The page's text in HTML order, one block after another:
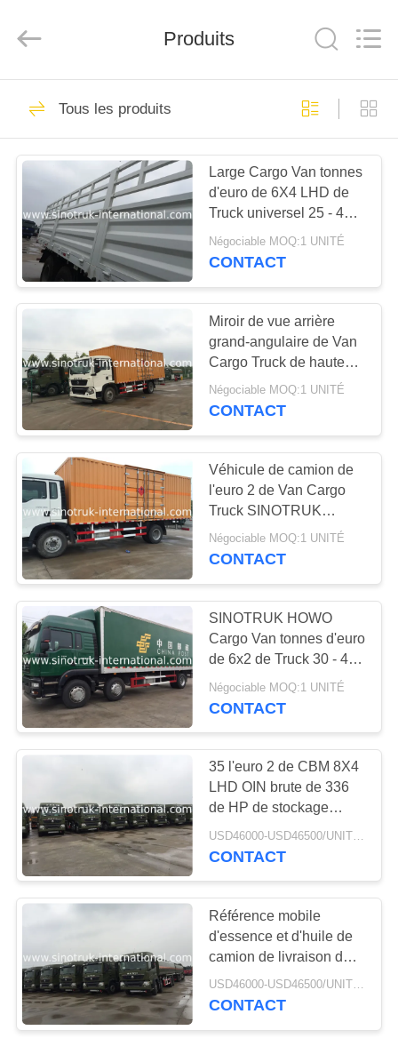
MAISON
PRODUITS
PROPOS
DE
NOUS
VISITE
DE
L'USINE
CONTRÔLE
DE
LA
QUALITÉ
NOUS
CONTACTER
DEMANDEZ
DEVIS
PLAN
DU
SITE
PRIVACY
POLICY
LTD..
Camion de
cargaison
Camion à benne
basculante de
verseur
480
Camion de tracteur
118
camion bétonnière
103
Pièces détachées
Produits
Tous les produits
Large Cargo Van tonnes
d'euro de 6X4 LHD de
Truck universel 25 - 45 2
336HP
Négociable MOQ:1 UNITÉ
CONTACT
Miroir de vue arrière
grand-angulaire de Van
Cargo Truck de haute
sécurité de SINOTRUK
HOWO
Négociable MOQ:1 UNITÉ
CONTACT
Véhicule de camion de
l'euro 2 de Van Cargo
Truck SINOTRUK
HOWO 4X2 LHD de
haute sécurité
Négociable MOQ:1 UNITÉ
CONTACT
SINOTRUK HOWO
Cargo Van tonnes d'euro
de 6x2 de Truck 30 - 40
2 336HP pour l'industrie
de logistique
Négociable MOQ:1 UNITÉ
CONTACT
35 l'euro 2 de CBM 8X4
LHD OIN brute de 336
de HP de stockage
d'huile d'essence
camions-citernes
USD46000-USD46500/UNIT)negotiation MOQ:1 UNITÉ
CONTACT
Référence mobile
d'essence et d'huile de
camion de livraison de
véhicule de transport
d'huile euro 2 de 25 - de
USD46000-USD46500/UNIT)negotiation MOQ:1 UNITÉ
CONTACT